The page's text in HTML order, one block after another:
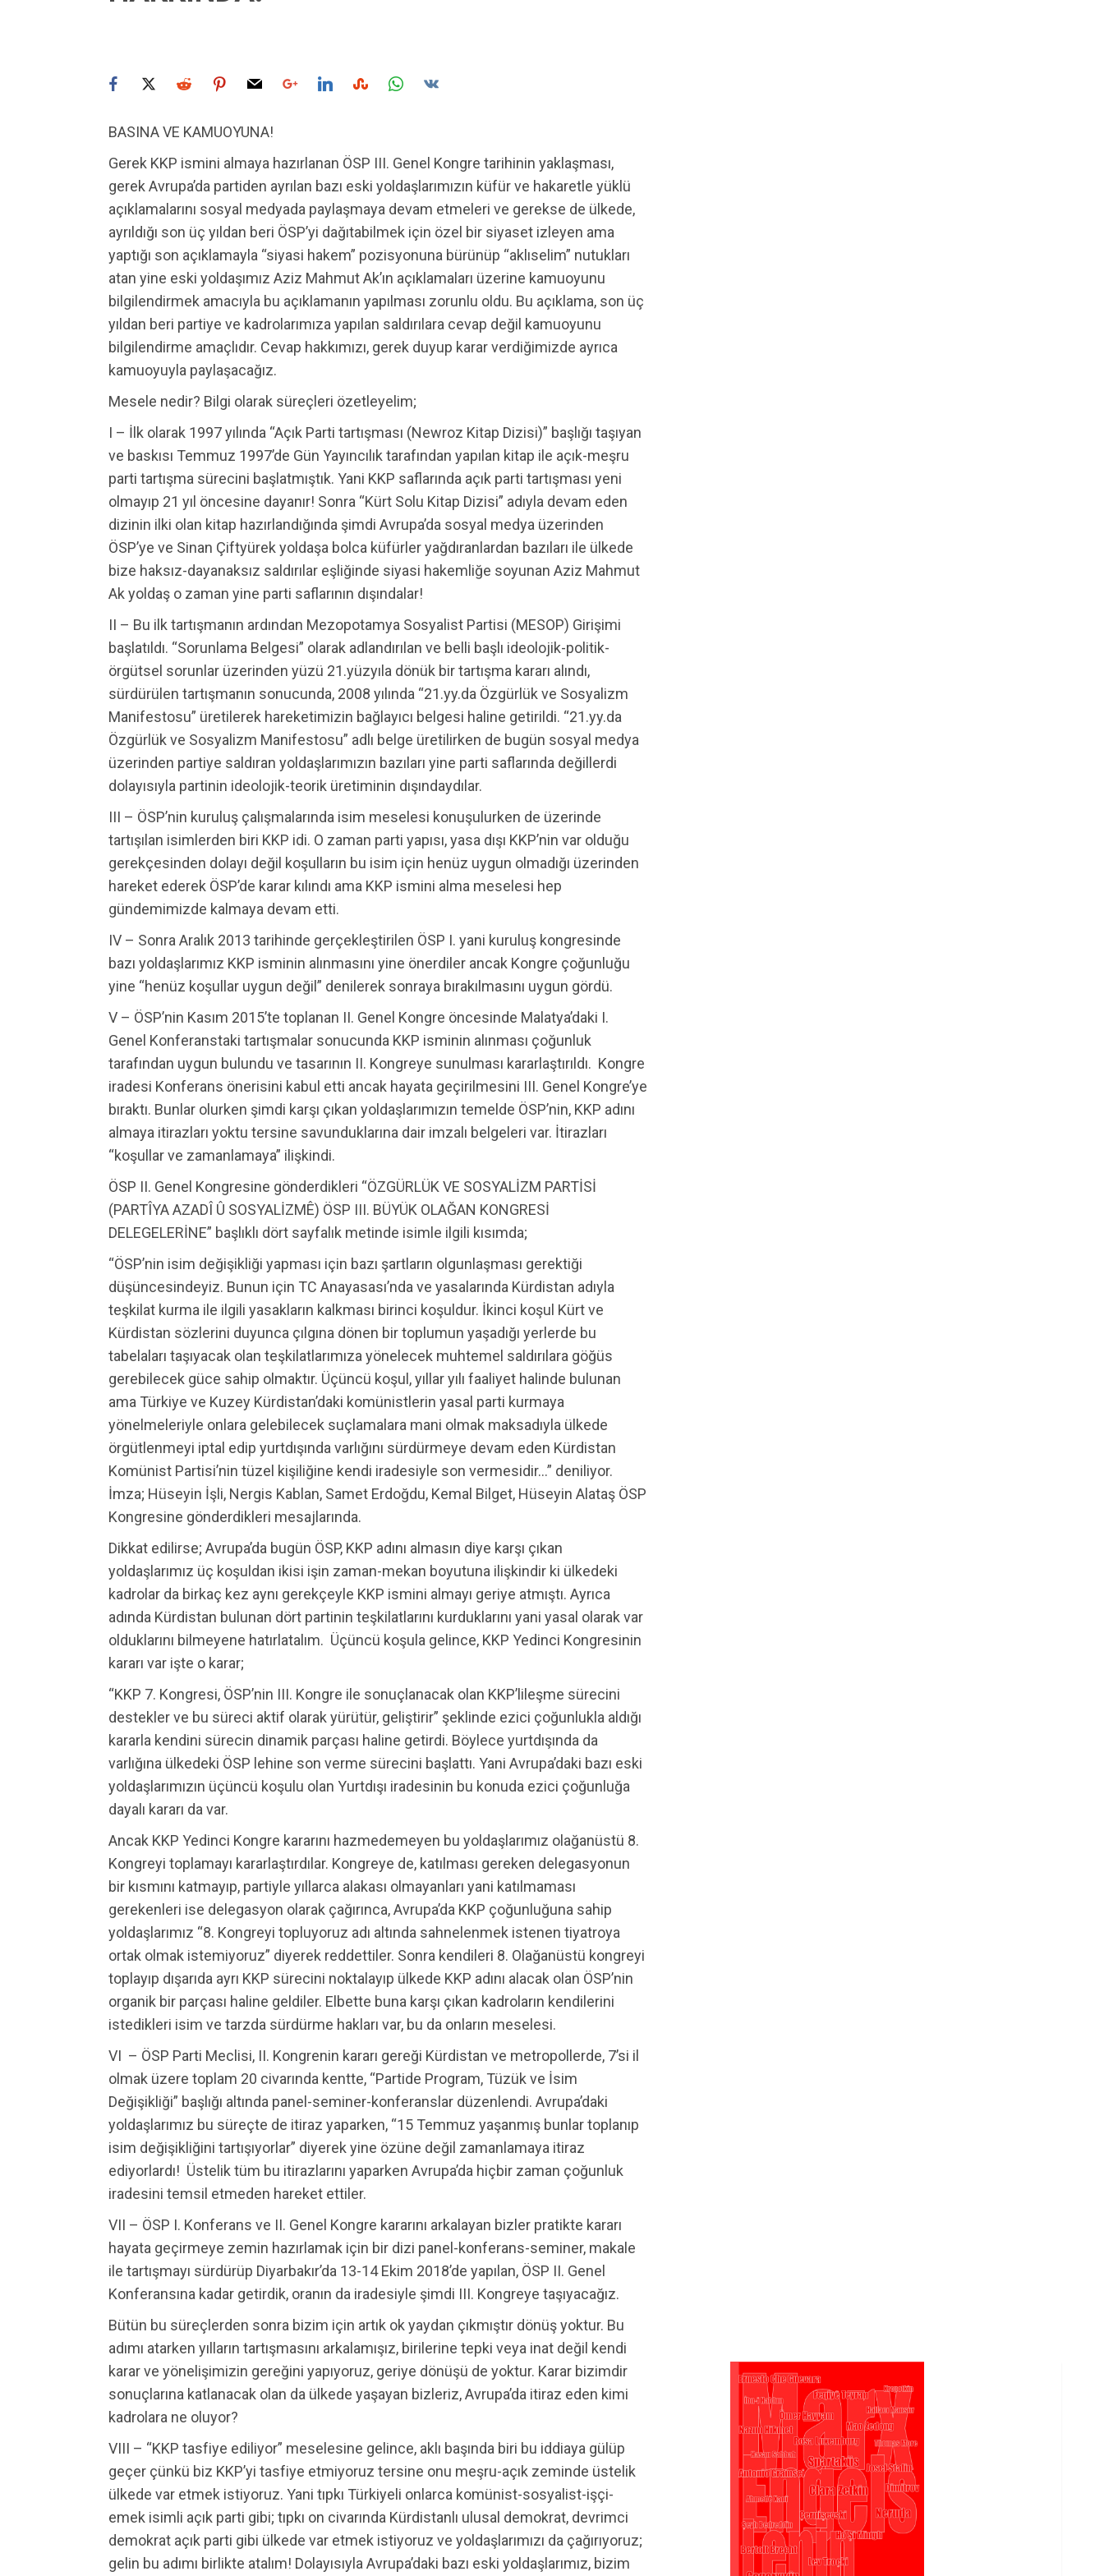
BASINA VE KAMUOYUNA!
Gerek KKP ismini almaya hazırlanan ÖSP III. Genel Kongre tarihinin yaklaşması,
gerek Avrupa’da partiden ayrılan bazı eski yoldaşlarımızın küfür ve hakaretle yüklü
açıklamalarını sosyal medyada paylaşmaya devam etmeleri ve gerekse de ülkede,
ayrıldığı son üç yıldan beri ÖSP’yi dağıtabilmek için özel bir siyaset izleyen ama
yaptığı son açıklamayla “siyasi hakem” pozisyonuna bürünüp “aklıselim” nutukları
atan yine eski yoldaşımız Aziz Mahmut Ak’ın açıklamaları üzerine kamuoyunu
bilgilendirmek amacıyla bu açıklamanın yapılması zorunlu oldu. Bu açıklama, son üç
yıldan beri partiye ve kadrolarımıza yapılan saldırılara cevap değil kamuoyunu
bilgilendirme amaçlıdır. Cevap hakkımızı, gerek duyup karar verdiğimizde ayrıca
kamuoyuyla paylaşacağız.
Mesele nedir? Bilgi olarak süreçleri özetleyelim;
I – İlk olarak 1997 yılında “Açık Parti tartışması (Newroz Kitap Dizisi)” başlığı taşıyan
ve baskısı Temmuz 1997’de Gün Yayıncılık tarafından yapılan kitap ile açık-meşru
parti tartışma sürecini başlatmıştık. Yani KKP saflarında açık parti tartışması yeni
olmayıp 21 yıl öncesine dayanır! Sonra “Kürt Solu Kitap Dizisi” adıyla devam eden
dizinin ilki olan kitap hazırlandığında şimdi Avrupa’da sosyal medya üzerinden
ÖSP’ye ve Sinan Çiftyürek yoldaşa bolca küfürler yağdıranlardan bazıları ile ülkede
bize haksız-dayanaksız saldırılar eşliğinde siyasi hakemliğe soyunan Aziz Mahmut
Ak yoldaş o zaman yine parti saflarının dışındalar!
II – Bu ilk tartışmanın ardından Mezopotamya Sosyalist Partisi (MESOP) Girişimi
başlatıldı. “Sorunlama Belgesi” olarak adlandırılan ve belli başlı ideolojik-politik-
örgütsel sorunlar üzerinden yüzü 21.yüzyıla dönük bir tartışma kararı alındı,
sürdürülen tartışmanın sonucunda, 2008 yılında “21.yy.da Özgürlük ve Sosyalizm
Manifestosu” üretilerek hareketimizin bağlayıcı belgesi haline getirildi. “21.yy.da
Özgürlük ve Sosyalizm Manifestosu” adlı belge üretilirken de bugün sosyal medya
üzerinden partiye saldıran yoldaşlarımızın bazıları yine parti saflarında değillerdi
dolayısıyla partinin ideolojik-teorik üretiminin dışındaydılar.
III – ÖSP’nin kuruluş çalışmalarında isim meselesi konuşulurken de üzerinde
tartışılan isimlerden biri KKP idi. O zaman parti yapısı, yasa dışı KKP’nin var olduğu
gerekçesinden dolayı değil koşulların bu isim için henüz uygun olmadığı üzerinden
hareket ederek ÖSP’de karar kılındı ama KKP ismini alma meselesi hep
gündemimizde kalmaya devam etti.
IV – Sonra Aralık 2013 tarihinde gerçekleştirilen ÖSP I. yani kuruluş kongresinde
bazı yoldaşlarımız KKP isminin alınmasını yine önerdiler ancak Kongre çoğunluğu
yine “henüz koşullar uygun değil” denilerek sonraya bırakılmasını uygun gördü.
V – ÖSP’nin Kasım 2015’te toplanan II. Genel Kongre öncesinde Malatya’daki I.
Genel Konferanstaki tartışmalar sonucunda KKP isminin alınması çoğunluk
tarafından uygun bulundu ve tasarının II. Kongreye sunulması kararlaştırıldı. Kongre
iradesi Konferans önerisini kabul etti ancak hayata geçirilmesini III. Genel Kongre’ye
bıraktı. Bunlar olurken şimdi karşı çıkan yoldaşlarımızın temelde ÖSP’nin, KKP adını
almaya itirazları yoktu tersine savunduklarına dair imzalı belgeleri var. İtirazları
“koşullar ve zamanlamaya” ilişkindi.
ÖSP II. Genel Kongresine gönderdikleri “ÖZGÜRLÜK VE SOSYALİZM PARTİSİ
(PARTÎYA AZADÎ Û SOSYALİZMÊ) ÖSP III. BÜYÜK OLAĞAN KONGRESİ
DELEGELERİNE” başlıklı dört sayfalık metinde isimle ilgili kısımda;
“ÖSP’nin isim değişikliği yapması için bazı şartların olgunlaşması gerektiği
düşüncesindeyiz. Bunun için TC Anayasası’nda ve yasalarında Kürdistan adıyla
teşkilat kurma ile ilgili yasakların kalkması birinci koşuldur. İkinci koşul Kürt ve
Kürdistan sözlerini duyunca çılgına dönen bir toplumun yaşadığı yerlerde bu
tabelaları taşıyacak olan teşkilatlarımıza yönelecek muhtemel saldırılara göğüs
gerebilecek güce sahip olmaktır. Üçüncü koşul, yıllar yılı faaliyet halinde bulunan
ama Türkiye ve Kuzey Kürdistan’daki komünistlerin yasal parti kurmaya
yönelmeleriyle onlara gelebilecek suçlamalara mani olmak maksadıyla ülkede
örgütlenmeyi iptal edip yurtdışında varlığını sürdürmeye devam eden Kürdistan
Komünist Partisi’nin tüzel kişiliğine kendi iradesiyle son vermesidir…” deniliyor.
İmza; Hüseyin İşli, Nergis Kablan, Samet Erdoğdu, Kemal Bilget, Hüseyin Alataş ÖSP
Kongresine gönderdikleri mesajlarında.
Dikkat edilirse; Avrupa’da bugün ÖSP, KKP adını almasın diye karşı çıkan
yoldaşlarımız üç koşuldan ikisi işin zaman-mekan boyutuna ilişkindir ki ülkedeki
kadrolar da birkaç kez aynı gerekçeyle KKP ismini almayı geriye atmıştı. Ayrıca
adında Kürdistan bulunan dört partinin teşkilatlarını kurduklarını yani yasal olarak var
olduklarını bilmeyene hatırlatalım. Üçüncü koşula gelince, KKP Yedinci Kongresinin
kararı var işte o karar;
“KKP 7. Kongresi, ÖSP’nin III. Kongre ile sonuçlanacak olan KKP’lileşme sürecini
destekler ve bu süreci aktif olarak yürütür, geliştirir” şeklinde ezici çoğunlukla aldığı
kararla kendini sürecin dinamik parçası haline getirdi. Böylece yurtdışında da
varlığına ülkedeki ÖSP lehine son verme sürecini başlattı. Yani Avrupa’daki bazı eski
yoldaşlarımızın üçüncü koşulu olan Yurtdışı iradesinin bu konuda ezici çoğunluğa
dayalı kararı da var.
Ancak KKP Yedinci Kongre kararını hazmedemeyen bu yoldaşlarımız olağanüstü 8.
Kongreyi toplamayı kararlaştırdılar. Kongreye de, katılması gereken delegasyonun
bir kısmını katmayıp, partiyle yıllarca alakası olmayanları yani katılmaması
gerekenleri ise delegasyon olarak çağırınca, Avrupa’da KKP çoğunluğuna sahip
yoldaşlarımız “8. Kongreyi topluyoruz adı altında sahnelenmek istenen tiyatroya
ortak olmak istemiyoruz” diyerek reddettiler. Sonra kendileri 8. Olağanüstü kongreyi
toplayıp dışarıda ayrı KKP sürecini noktalayıp ülkede KKP adını alacak olan ÖSP’nin
organik bir parçası haline geldiler. Elbette buna karşı çıkan kadroların kendilerini
istedikleri isim ve tarzda sürdürme hakları var, bu da onların meselesi.
VI – ÖSP Parti Meclisi, II. Kongrenin kararı gereği Kürdistan ve metropollerde, 7’si il
olmak üzere toplam 20 civarında kentte, “Partide Program, Tüzük ve İsim
Değişikliği” başlığı altında panel-seminer-konferanslar düzenlendi. Avrupa’daki
yoldaşlarımız bu süreçte de itiraz yaparken, “15 Temmuz yaşanmış bunlar toplanıp
isim değişikliğini tartışıyorlar” diyerek yine özüne değil zamanlamaya itiraz
ediyorlardı! Üstelik tüm bu itirazlarını yaparken Avrupa’da hiçbir zaman çoğunluk
iradesini temsil etmeden hareket ettiler.
VII – ÖSP I. Konferans ve II. Genel Kongre kararını arkalayan bizler pratikte kararı
hayata geçirmeye zemin hazırlamak için bir dizi panel-konferans-seminer, makale
ile tartışmayı sürdürüp Diyarbakır’da 13-14 Ekim 2018’de yapılan, ÖSP II. Genel
Konferansına kadar getirdik, oranın da iradesiyle şimdi III. Kongreye taşıyacağız.
Bütün bu süreçlerden sonra bizim için artık ok yaydan çıkmıştır dönüş yoktur. Bu
adımı atarken yılların tartışmasını arkalamışız, birilerine tepki veya inat değil kendi
karar ve yönelişimizin gereğini yapıyoruz, geriye dönüşü de yoktur. Karar bizimdir
sonuçlarına katlanacak olan da ülkede yaşayan bizleriz, Avrupa’da itiraz eden kimi
kadrolara ne oluyor?
VIII – “KKP tasfiye ediliyor” meselesine gelince, aklı başında biri bu iddiaya gülüp
geçer çünkü biz KKP’yi tasfiye etmiyoruz tersine onu meşru-açık zeminde üstelik
ülkede var etmek istiyoruz. Yani tıpkı Türkiyeli onlarca komünist-sosyalist-işçi-
emek isimli açık parti gibi; tıpkı on civarında Kürdistanlı ulusal demokrat, devrimci
demokrat açık parti gibi ülkede var etmek istiyoruz ve yoldaşlarımızı da çağırıyoruz;
gelin bu adımı birlikte atalım! Dolayısıyla Avrupa’daki bazı eski yoldaşlarımız, bizim